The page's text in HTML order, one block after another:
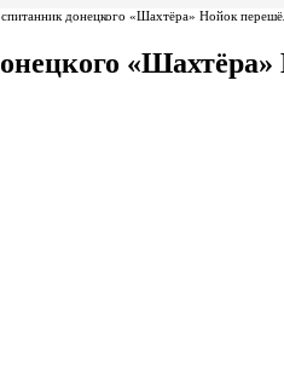
донецкого «Шахтёра» Нойок